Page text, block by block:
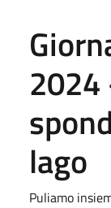
lago
Puliamo